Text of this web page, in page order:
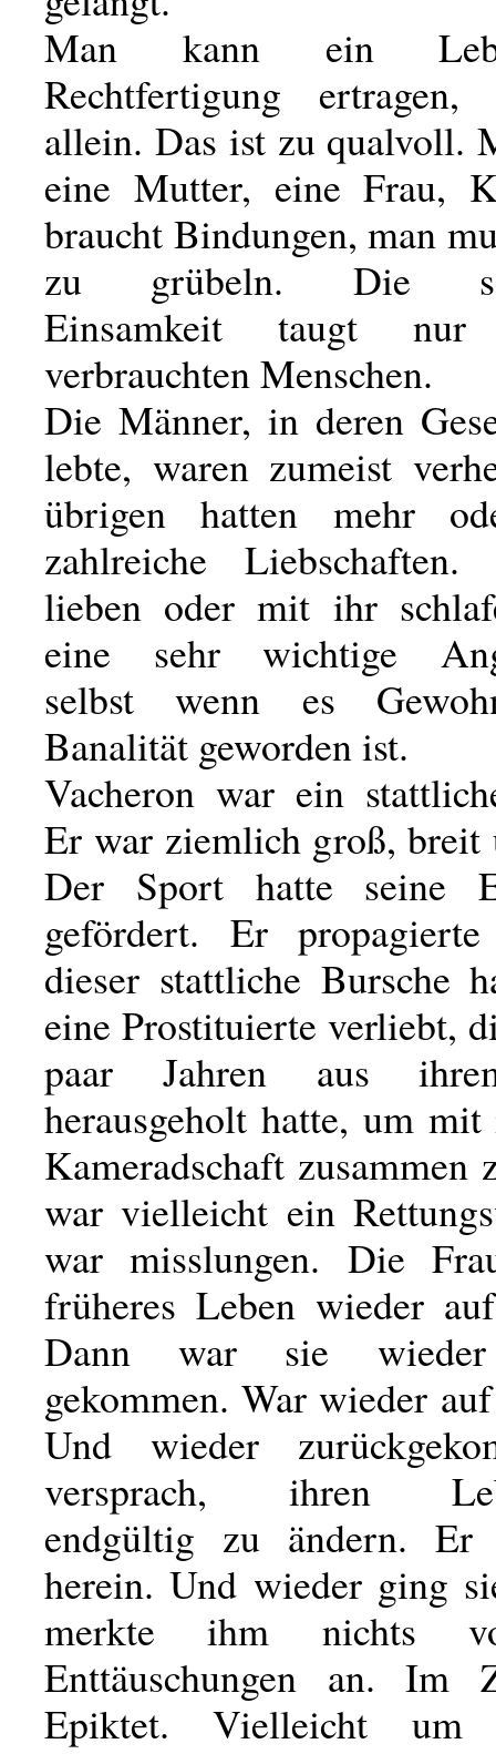
Man kann ein
Rechtfertigung
allein. Das ist zu qualvoll.
eine Mutter, eine Frau,
braucht Bindungen, man
zu grübeln. Die
Einsamkeit taugt
verbrauchten Menschen.
Die Männer, in deren
lebte, waren zumeist
übrigen hatten mehr
zahlreiche
lieben oder mit ihr
eine sehr wichtige
selbst wenn es
Banalität geworden ist.
Vacheron war ein
Er war ziemlich groß,
Der Sport hatte seine
gefördert. Er
dieser stattliche Bursche
eine Prostituierte verliebt,
paar Jahren aus
herausgeholt hatte, um
Kameradschaft zusammen
war vielleicht ein
war misslungen. Die
früheres Leben wieder
Dann war sie
gekommen. War wieder
Und wieder
versprach, ihren
endgültig zu ändern.
herein. Und wieder ging
merkte ihm nichts
Enttäuschungen an. Im
Epiktet. Vielleicht